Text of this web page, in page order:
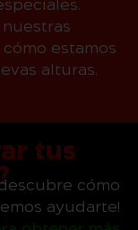
estamos
alturas.
tus
cómo
ayudarte!